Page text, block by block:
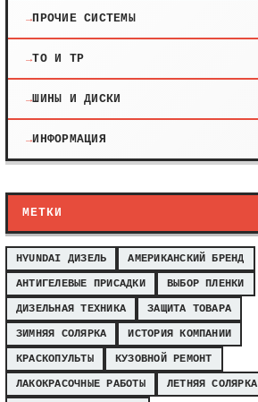
ПРОЧИЕ СИСТЕМЫ
ТО И ТР
ШИНЫ И ДИСКИ
ИНФОРМАЦИЯ
МЕТКИ
HYUNDAI ДИЗЕЛЬ
АМЕРИКАНСКИЙ БРЕНД
АНТИГЕЛЕВЫЕ ПРИСАДКИ
ВЫБОР ПЛЕНКИ
ДИЗЕЛЬНАЯ ТЕХНИКА
ЗАЩИТА ТОВАРА
ЗИМНЯЯ СОЛЯРКА
ИСТОРИЯ КОМПАНИИ
КРАСКОПУЛЬТЫ
КУЗОВНОЙ РЕМОНТ
ЛАКОКРАСОЧНЫЕ РАБОТЫ
ЛЕТНЯЯ СОЛЯРКА